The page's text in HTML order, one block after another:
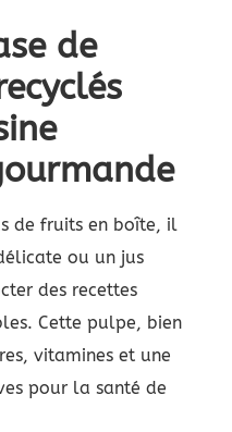
de
de fruits en boîte, il
ou un jus
des recettes
Cette pulpe, bien
vitamines et une
pour la santé de